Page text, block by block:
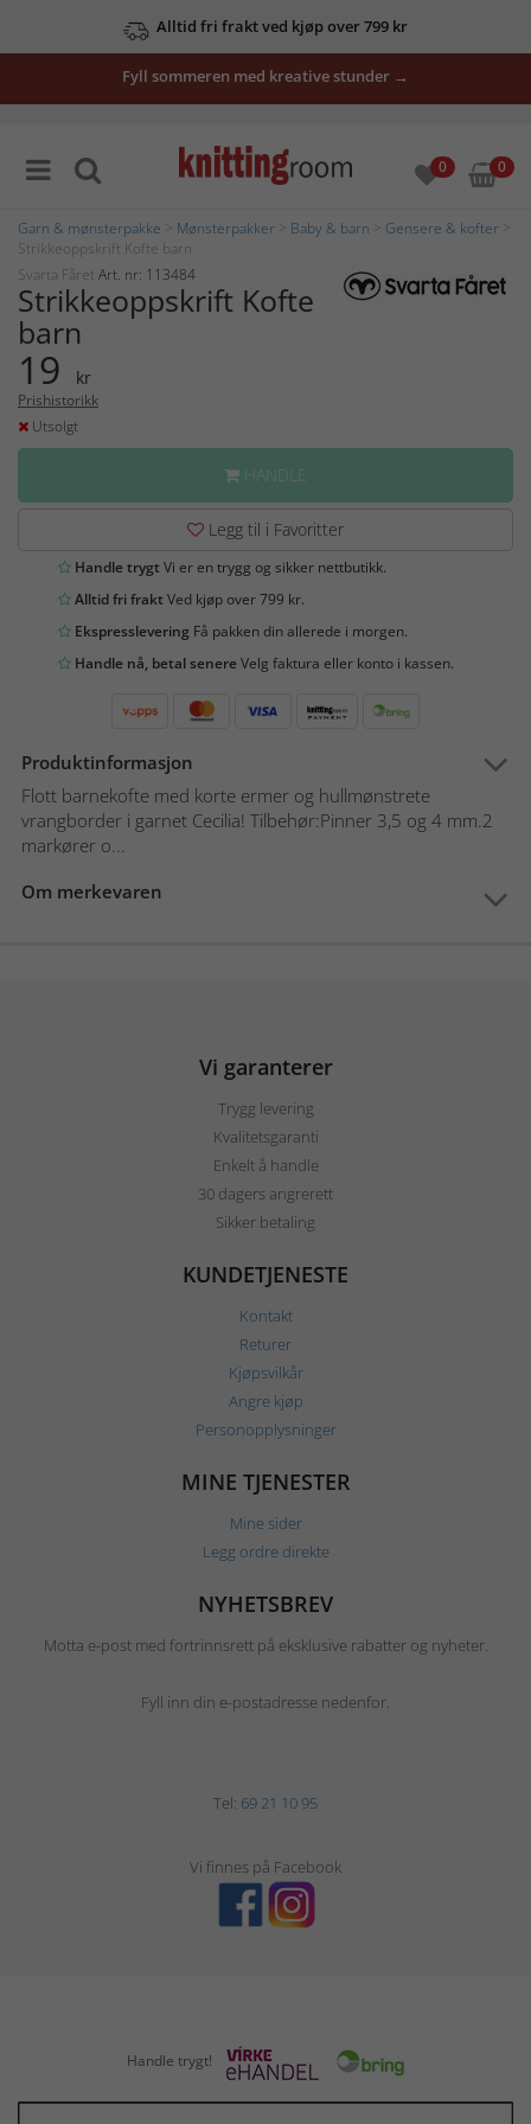
Alltid fri frakt ved kjøp over 799 kr
Fyll sommeren med kreative stunder →
0 0
Garn & mønsterpakke Mønsterpakker Baby & barn Gensere & kofter
Strikkeoppskrift Kofte barn
Svarta Fåret Art. nr: 113484
Strikkeoppskrift Kofte
barn
19 kr
Prishistorikk
Utsolgt
HANDLE
Legg til i Favoritter
Handle trygtVi er en trygg og sikker nettbutikk.
Alltid fri fraktVed kjøp over 799 kr.
Ekspresslevering Få pakken din allerede i morgen.
Handle nå, betal senereVelg faktura eller konto i kassen.
Produktinformasjon
Flott barnekofte med korte ermer og hullmønstrete
vrangborder i garnet Cecilia! Tilbehør:Pinner 3,5 og 4 mm.2
markører o...
Om merkevaren
Vi garanterer
Trygg levering
Kvalitetsgaranti
Enkelt å handle
30 dagers angrerett
Sikker betaling
KUNDETJENESTE
Kontakt
Returer
Kjøpsvilkår
Angre kjøp
Personopplysninger
MINE TJENESTER
Mine sider
Legg ordre direkte
NYHETSBREV
Motta e-post med fortrinnsrett på eksklusive rabatter og nyheter.
Fyll inn din e-postadresse nedenfor.
Tel: 69 21 10 95
Vi finnes på Facebook
Handle trygt!